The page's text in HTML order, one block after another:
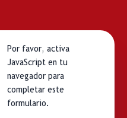
Por favor, activa
JavaScript en tu
navegador para
completar este
formulario.